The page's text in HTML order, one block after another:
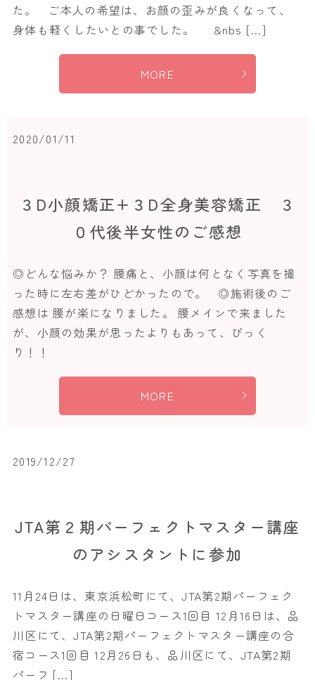
た。 ご本人の希望は、お顔の歪みが良くなって、
身体も軽くしたいとの事でした。 &nbs […]
MORE
2020/01/11
３D小顔矯正+３D全身美容矯正 ３
０代後半女性のご感想
◎どんな悩みか？ 腰痛と、小顔は何となく写真を撮
った時に左右差がひどかったので。 ◎施術後のご
感想は 腰が楽になりました。 腰メインで来ました
が、小顔の効果が思ったよりもあって、びっく
り！！
MORE
2019/12/27
JTA第２期パーフェクトマスター講座
のアシスタントに参加
11月24日は、東京浜松町にて、JTA第2期パーフェク
トマスター講座の日曜日コース1回目 12月16日は、品
川区にて、JTA第2期パーフェクトマスター講座の合
宿コース1回目 12月26日も、品川区にて、JTA第2期
パーフ […]